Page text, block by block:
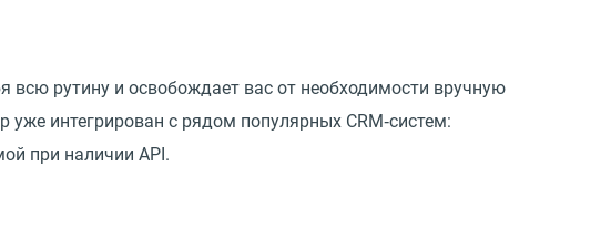
всю рутину и освобождает вас от необходимости вручную
интегрирован с рядом популярных CRM‑систем:
при наличии API.